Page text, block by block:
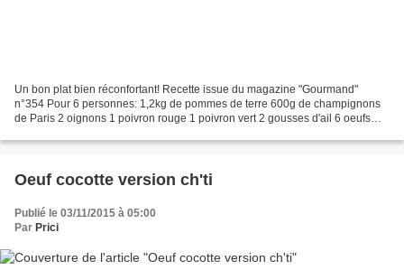
Un bon plat bien réconfortant! Recette issue du magazine "Gourmand"
n°354 Pour 6 personnes: 1,2kg de pommes de terre 600g de champignons
de Paris 2 oignons 1 poivron rouge 1 poivron vert 2 gousses d'ail 6 oeufs
Oeuf cocotte version ch'ti
Publié le 03/11/2015 à 05:00
Par Prici